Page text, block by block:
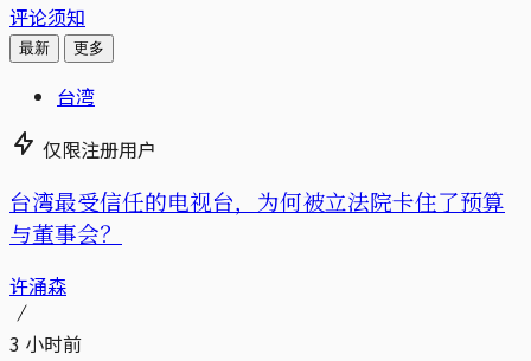
评论须知
最新 更多
台湾
仅限注册用户
台湾最受信任的电视台，为何被立法院卡住了预算
与董事会？
许涌森
3 小时前